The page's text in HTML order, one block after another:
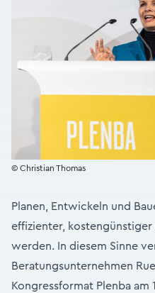
© Christian Thomas
Planen, Entwickeln und
effizienter,
werden. In diesem Sinne
Beratungsunternehmen
Kongressformat Plenba am